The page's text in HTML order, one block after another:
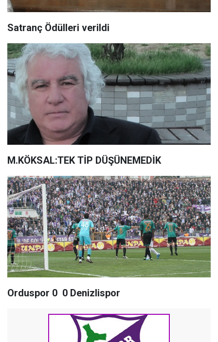
Satranç Ödülleri verildi
M.KÖKSAL:TEK TİP DÜŞÜNEMEDİK
Orduspor 0  0 Denizlispor